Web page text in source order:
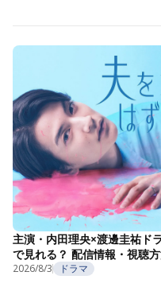
主演・内田理央×渡邊圭祐ド
で見れる？ 配信情報・視聴
2026/8/3 ドラマ